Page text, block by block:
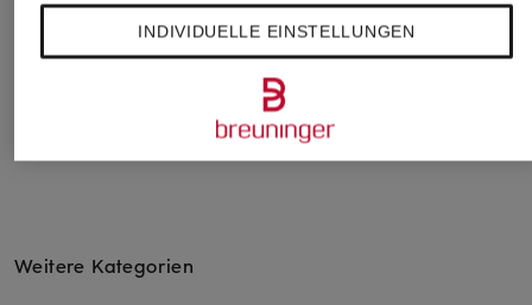
CHF 179 Ursprünglich:CHF 199 CHF 119
Weitere Kategorien
INDIVIDUELLE EINSTELLUNGEN